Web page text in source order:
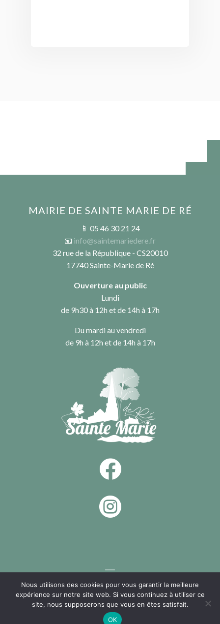
MAIRIE DE SAINTE MARIE DE RÉ
📱 05 46 30 21 24
📧 info@saintemariedere.fr
32 rue de la République - CS20010
17740 Sainte-Marie de Ré
Ouverture au public
Lundi
de 9h30 à 12h et de 14h à 17h
Du mardi au vendredi
de 9h à 12h et de 14h à 17h


NIOU, Agence Web La Rochelle
Nous utilisons des cookies pour vous garantir la meilleure
expérience sur notre site web. Si vous continuez à utiliser ce
site, nous supposerons que vous en êtes satisfait.
OK